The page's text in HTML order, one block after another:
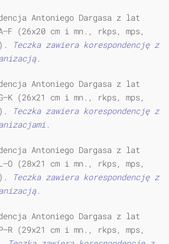
Antoniego Dargasa z lat
(26x20 cm i mn., rkps, mps,
Teczka zawiera korespondencję z
Antoniego Dargasa z lat
(26x21 cm i mn., rkps, mps,
Teczka zawiera korespondencję z
Antoniego Dargasa z lat
(28x21 cm i mn., rkps, mps,
Teczka zawiera korespondencję z
Antoniego Dargasa z lat
(29x21 cm i mn., rkps, mps,